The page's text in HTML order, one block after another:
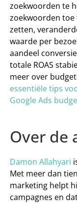
zoekwoorden te
zoekwoorden
zetten,
waarde per
aandeel
totale ROAS
meer over
essentiële tips
Google Ads
Over de
Damon Allahyari
Met meer dan
marketing helpt
campagnes en